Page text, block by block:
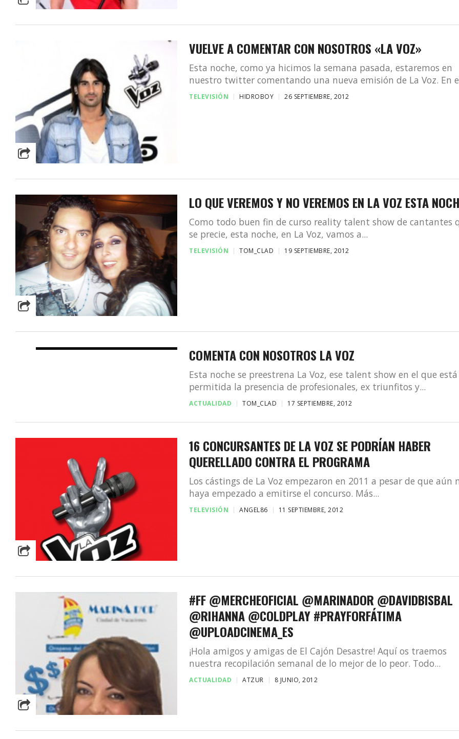
VUELVE A COMENTAR CON NOSOTROS «LA VOZ»
Esta noche, como ya hicimos la semana pasada, estaremos en
nuestro twitter comentando una nueva emisión de La Voz. En
TELEVISIÓN HIDROBOY 26 SEPTIEMBRE, 2012
LO QUE VEREMOS Y NO VEREMOS EN LA VOZ ESTA
Como todo buen fin de curso reality talent show de cantantes
se precie, esta noche, en La Voz, vamos a...
TELEVISIÓN TOM_CLAD 19 SEPTIEMBRE, 2012
COMENTA CON NOSOTROS LA VOZ
Esta noche se preestrena La Voz, ese talent show en el que está
permitida la presencia de profesionales, ex triunfitos y...
ACTUALIDAD TOM_CLAD 17 SEPTIEMBRE, 2012
16 CONCURSANTES DE LA VOZ SE PODRÍAN HABER
QUERELLADO CONTRA EL PROGRAMA
Los cástings de La Voz empezaron en 2011 a pesar de que aún
haya empezado a emitirse el concurso. Más...
TELEVISIÓN ANGEL86 11 SEPTIEMBRE, 2012
#FF @MERCHEOFICIAL @MARINADOR @DAVIDBISBAL
@RIHANNA @COLDPLAY #PRAYFORFÁTIMA
@UPLOADCINEMA_ES
¡Hola amigos y amigas de El Cajón Desastre! Aquí os traemos
nuestra recopilación semanal de lo mejor de lo peor. Todo...
ACTUALIDAD ATZUR 8 JUNIO, 2012